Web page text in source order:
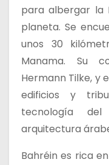
para albergar la
planeta. Se
unos 30
Manama. Su
Hermann Tilke, y
edificios y
tecnología
arquitectura
Bahréin es rica